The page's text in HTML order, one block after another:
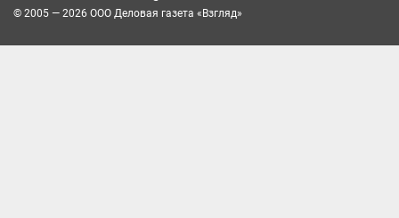
© 2005 — 2026 ООО Деловая газета «Взгляд»